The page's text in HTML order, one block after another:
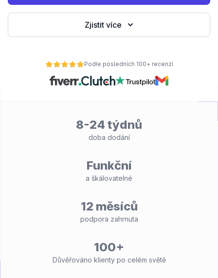
Zjistit více
Podle posledních 100+ recenzí
8-24 týdnů
doba dodání
Funkční
a škálovatelné
12 měsíců
podpora zahrnuta
100+
Důvěřováno klienty po celém světě